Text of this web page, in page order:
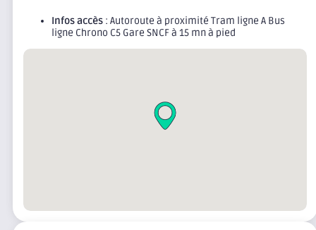
Infos accès : Autoroute à proximité Tram ligne A Bus
ligne Chrono C5 Gare SNCF à 15 mn à pied